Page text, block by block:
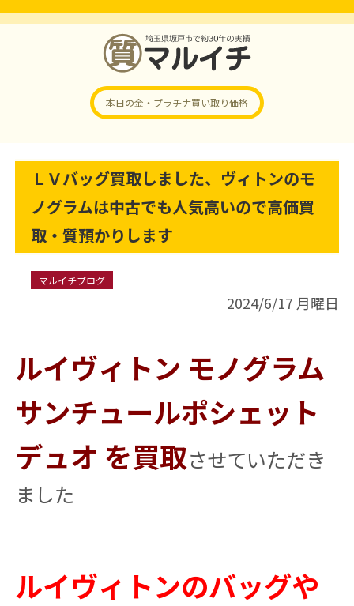
本日の金・プラチナ買い取り価格
ＬＶバッグ買取しました、ヴィトンのモ
ノグラムは中古でも人気高いので高価買
取・質預かりします
マルイチブログ
2024/6/17 月曜日
ルイヴィトン モノグラム
サンチュールポシェット
デュオ を買取させていただき
ました
ルイヴィトンのバッグや